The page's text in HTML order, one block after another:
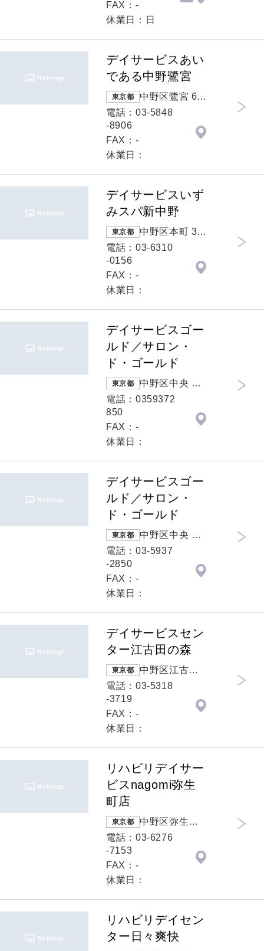
FAX：-
休業日：日
デイサービスあい
である中野鷺宮
東京都
中野区鷺宮 6-2
8-23
電話：03-5848
-8906
FAX：-
休業日：
デイサービスいず
みスパ新中野
東京都
中野区本町 3-3
3-9ルシール新
電話：03-6310
-0156
FAX：-
休業日：
デイサービスゴー
ルド／サロン・
ド・ゴールド
東京都
中野区中央 １
－５２－７倉
０５号＆２０
電話：0359372
850
FAX：-
休業日：
デイサービスゴー
ルド／サロン・
ド・ゴールド
東京都
中野区中央 １
－５２－７倉
０５号＆２０
電話：03-5937
-2850
FAX：-
休業日：
デイサービスセン
ター江古田の森
東京都
中野区江古田
江古田3-14-19
電話：03-5318
-3719
FAX：-
休業日：
リハビリデイサー
ビスnagomi弥生
町店
東京都
中野区弥生町 1
-7-7
電話：03-6276
-7153
FAX：-
休業日：
リハビリデイセン
ター日々爽快